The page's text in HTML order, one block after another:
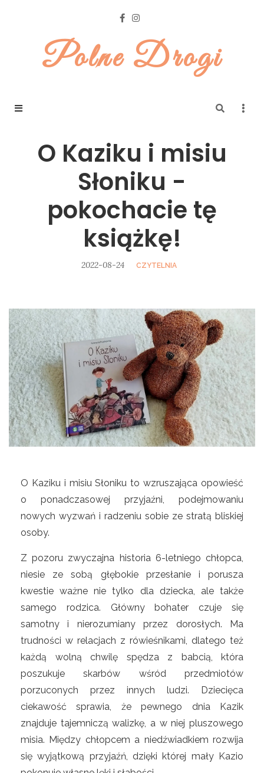
Polne Drogi
O Kaziku i misiu
Słoniku -
pokochacie tę
książkę!
2022-08-24 CZYTELNIA
O Kaziku i misiu Słoniku to wzruszająca opowieść
o ponadczasowej przyjaźni, podejmowaniu
nowych wyzwań i radzeniu sobie ze stratą bliskiej
osoby.
Z pozoru zwyczajna historia 6-letniego chłopca,
niesie ze sobą głębokie przesłanie i porusza
kwestie ważne nie tylko dla dziecka, ale także
samego rodzica. Główny bohater czuje się
samotny i nierozumiany przez dorosłych. Ma
trudności w relacjach z rówieśnikami, dlatego też
każdą wolną chwilę spędza z babcią, która
poszukuje skarbów wśród przedmiotów
porzuconych przez innych ludzi. Dziecięca
ciekawość sprawia, że pewnego dnia Kazik
znajduje tajemniczą walizkę, a w niej pluszowego
misia. Między chłopcem a niedźwiadkiem rozwija
się wyjątkową przyjaźń, dzięki której mały Kazio